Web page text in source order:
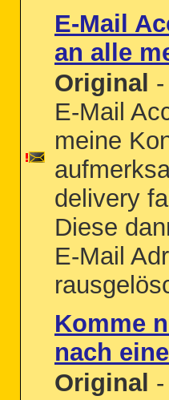
E-Mail
an alle
Original
E-Mail
meine
delivery
Diese
E-Mail
Komme
nach
Original